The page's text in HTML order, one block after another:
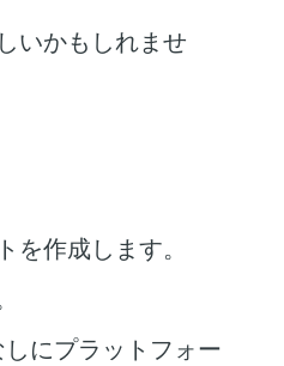
いかもしれませ
を作成します。
にプラットフォー